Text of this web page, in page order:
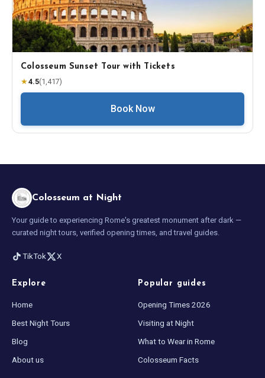
Colosseum Sunset Tour with Tickets
★4.5(1,417)
Book Now
Colosseum at Night
Your guide to experiencing Rome's greatest monument after dark —
curated night tours, verified opening times, and travel guides.
TikTok X
Explore
Home
Best Night Tours
Blog
About us
Popular guides
Opening Times 2026
Visiting at Night
What to Wear in Rome
Colosseum Facts